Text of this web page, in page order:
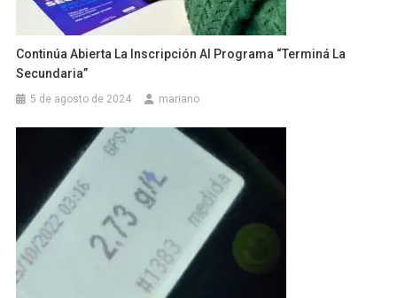
Continúa Abierta La Inscripción Al Programa “Terminá La
Secundaria”
5 de agosto de 2024 mariano